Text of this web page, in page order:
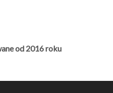
od 2016 roku